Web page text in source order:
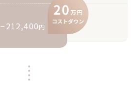
−212,400円